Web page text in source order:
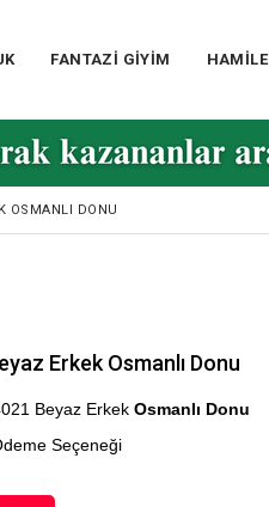
FANTAZİ GİYİM HAMİLE
OSMANLI DONU
Erkek Osmanlı Donu
Beyaz Erkek Osmanlı Donu
Seçeneği